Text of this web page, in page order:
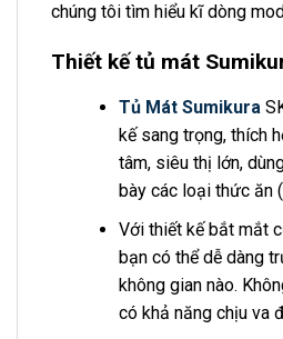
chúng tôi tìm hiểu kĩ dòng
Thiết kế tủ mát
Tủ Mát Sumikura
kế sang trọng, thích
tâm, siêu thị lớn,
bày các loại thức ăn
Với thiết kế bắt mắt
bạn có thể dễ dàng
không gian nào.
có khả năng chịu va